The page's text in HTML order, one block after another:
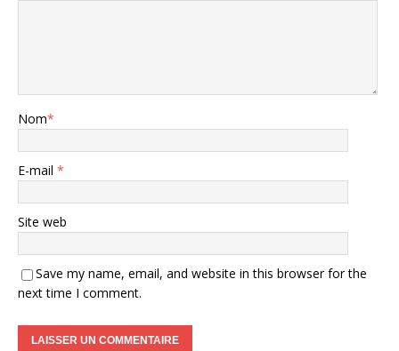
Nom*
E-mail *
Site web
Save my name, email, and website in this browser for the
next time I comment.